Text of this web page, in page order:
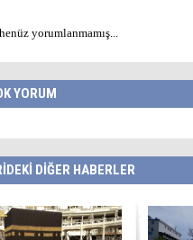
yorumlanmamış...
YORUM
DİĞER HABERLER